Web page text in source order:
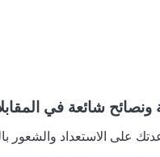
ونصائح شائعة في
على الاستعداد والشعور